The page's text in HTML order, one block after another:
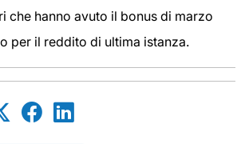
che hanno avuto il bonus di marzo
per il reddito di ultima istanza.